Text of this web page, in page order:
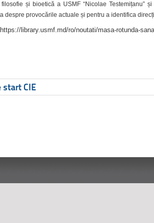
și bioetică a USMF “Nicolae Testemițanu”
despre provocările actuale și pentru a identifica
https://library.usmf.md/ro/noutati/masa-rotunda-
start CIE